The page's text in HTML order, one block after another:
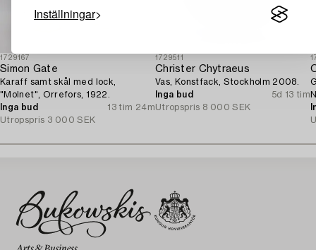
Inställningar
1729167
Simon Gate
Karaff samt skål med lock,
"Molnet", Orrefors, 1922.
Inga bud
13 tim 24m
Utropspris 3 000 SEK
1729511
Christer Chytraeus
Vas, Konstfack, Stockholm 2008.
Inga bud
5d 13 tim
Utropspris 8 000 SEK